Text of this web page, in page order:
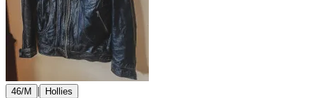
46/M | Hollies